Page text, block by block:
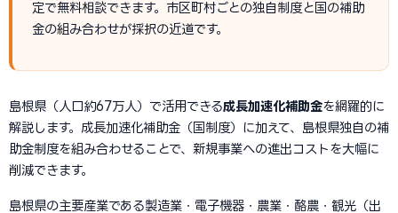
定で無料相談できます。市区町村ごとの独自制度と国の補助
金の組み合わせが採択の近道です。
島根県（人口約67万人）で活用できる成長加速化補助金を網羅的に
解説します。成長加速化補助金（国制度）に加えて、島根県独自の補
助金制度を組み合わせることで、新規事業への進出コストを大幅に
削減できます。
島根県の主要産業である製造業・電子機器・農業・酪農・観光（出